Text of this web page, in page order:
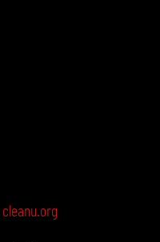
cleanu.org